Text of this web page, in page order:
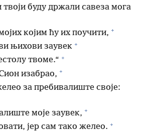
буду држали савеза мога
којим ћу их поучити, +
њихови заувек +
твоме.“ +
изабрао, +
за пребивалиште своје:
моје заувек, +
јер сам тако желео. +